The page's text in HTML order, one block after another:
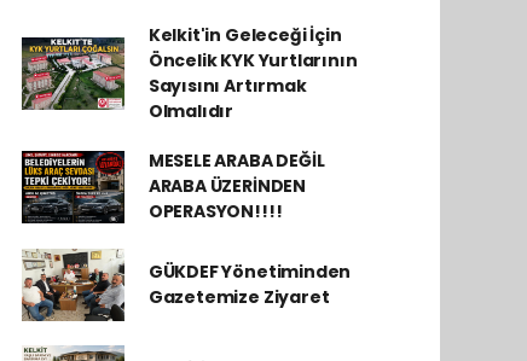
Kelkit'in Geleceği İçin
Öncelik KYK Yurtlarının
Sayısını Artırmak
Olmalıdır
MESELE ARABA DEĞİL
ARABA ÜZERİNDEN
OPERASYON!!!!
GÜKDEF Yönetiminden
Gazetemize Ziyaret